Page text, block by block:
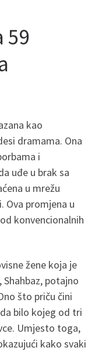
59
kao
dramama. Ona
i
uđe u brak sa
u mrežu
Ova promjena u
konvencionalnih
žene koja je
Shahbaz, potajno
što priču čini
bilo kojeg od tri
Umjesto toga,
kako svaki